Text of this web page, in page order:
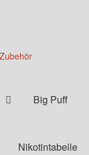
Big Puff
Nikotintabelle